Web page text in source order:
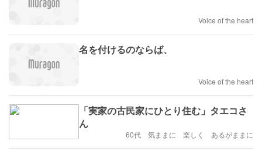
Voice of the heart
名を付けるのならば、
Voice of the heart
「実家の古民家にひとり住む」タエコさ
ん
60代 気ままに 楽しく あるがままに